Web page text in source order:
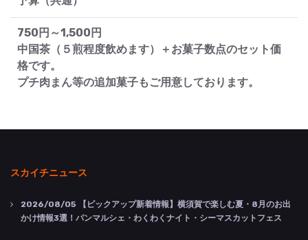
750円～1,500円
中国茶（５煎程度飲めます）＋お菓子数点のセット価
格です。
プチ肉まん等の追加菓子もご用意しております。
スカイチニュース
2026/08/05 【ピックアップ新着情報】横須賀で楽しむ夏・8月のお出
かけ情報3選！パンマルシェ・わくわくナイト・シーマスカットフェス